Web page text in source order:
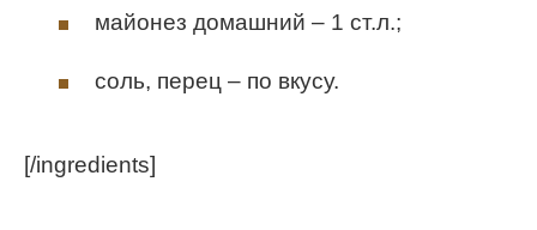
майонез домашний – 1 ст.л.;
соль, перец – по вкусу.
[/ingredients]